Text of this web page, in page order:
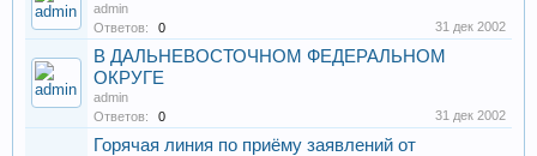
admin
Ответов:
0 31 дек 2002
В ДАЛЬНЕВОСТОЧНОМ ФЕДЕРАЛЬНОМ
ОКРУГЕ
admin
Ответов:
0 31 дек 2002
Горячая линия по приёму заявлений от